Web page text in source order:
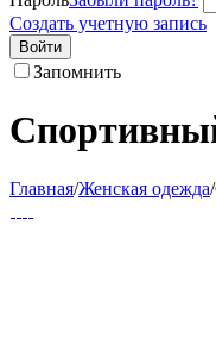
Создать учетную запись
Войти
Запомнить
Главная/Женская одежда/